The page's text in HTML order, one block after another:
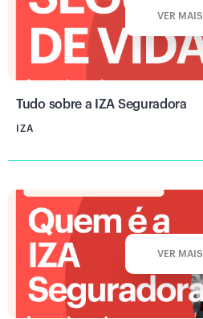
VER MAIS
Tudo sobre a IZA Seguradora
IZA
VER MAIS